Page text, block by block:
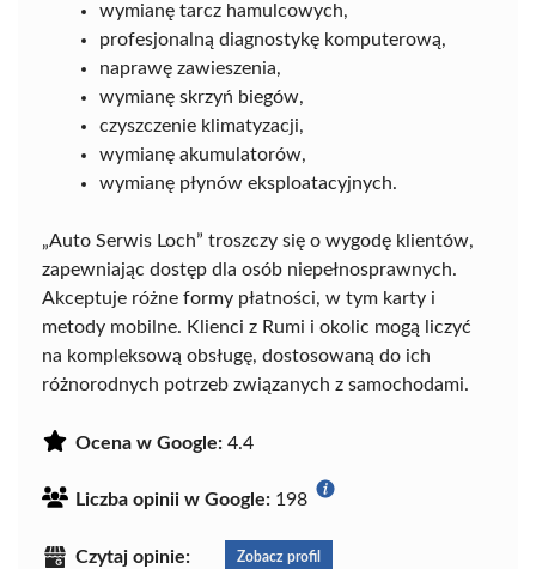
wymianę tarcz hamulcowych,
profesjonalną diagnostykę komputerową,
naprawę zawieszenia,
wymianę skrzyń biegów,
czyszczenie klimatyzacji,
wymianę akumulatorów,
wymianę płynów eksploatacyjnych.
„Auto Serwis Loch” troszczy się o wygodę klientów,
zapewniając dostęp dla osób niepełnosprawnych.
Akceptuje różne formy płatności, w tym karty i
metody mobilne. Klienci z Rumi i okolic mogą liczyć
na kompleksową obsługę, dostosowaną do ich
różnorodnych potrzeb związanych z samochodami.
Ocena w Google: 4.4
Liczba opinii w Google: 198
Czytaj opinie: Zobacz profil